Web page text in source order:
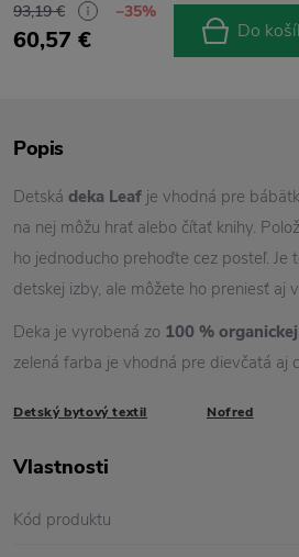
93,19 € −35%
60,57 € Do
Popis
Detská deka Leaf je vhodná pre
na nej môžu hrať alebo čítať knihy.
ho jednoducho prehoďte cez posteľ. Je
detskej izby, ale môžete ho preniesť aj
Deka je vyrobená zo 100 %
zelená farba je vhodná pre dievčatá aj
Detský bytový textil Nofred
Vlastnosti
Kód produktu